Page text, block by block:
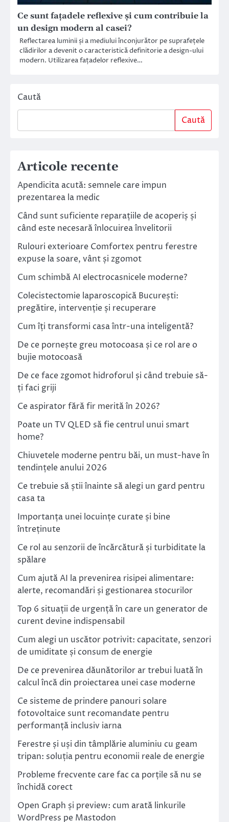
Ce sunt fațadele reflexive și cum contribuie la
un design modern al casei?
Reflectarea luminii și a mediului înconjurător pe suprafețele
clădirilor a devenit o caracteristică definitorie a design-ului
modern. Utilizarea fațadelor reflexive…
Caută
Caută
Articole recente
Apendicita acută: semnele care impun
prezentarea la medic
Când sunt suficiente reparațiile de acoperiș și
când este necesară înlocuirea învelitorii
Rulouri exterioare Comfortex pentru ferestre
expuse la soare, vânt și zgomot
Cum schimbă AI electrocasnicele moderne?
Colecistectomie laparoscopică București:
pregătire, intervenție și recuperare
Cum îți transformi casa într-una inteligentă?
De ce pornește greu motocoasa și ce rol are o
bujie motocoasă
De ce face zgomot hidroforul și când trebuie să-
ți faci griji
Ce aspirator fără fir merită în 2026?
Poate un TV QLED să fie centrul unui smart
home?
Chiuvetele moderne pentru băi, un must-have în
tendințele anului 2026
Ce trebuie să știi înainte să alegi un gard pentru
casa ta
Importanța unei locuințe curate și bine
întreținute
Ce rol au senzorii de încărcătură și turbiditate la
spălare
Cum ajută AI la prevenirea risipei alimentare:
alerte, recomandări și gestionarea stocurilor
Top 6 situații de urgență în care un generator de
curent devine indispensabil
Cum alegi un uscător potrivit: capacitate, senzori
de umiditate și consum de energie
De ce prevenirea dăunătorilor ar trebui luată în
calcul încă din proiectarea unei case moderne
Ce sisteme de prindere panouri solare
fotovoltaice sunt recomandate pentru
performanță inclusiv iarna
Ferestre și uși din tâmplărie aluminiu cu geam
tripan: soluția pentru economii reale de energie
Probleme frecvente care fac ca porțile să nu se
închidă corect
Open Graph și preview: cum arată linkurile
WordPress pe Mastodon